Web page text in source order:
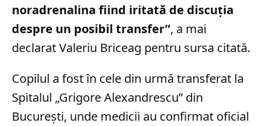
noradrenalina fiind iritată de discuţia
despre un posibil transfer”, a mai
declarat Valeriu Briceag pentru sursa citată.
Copilul a fost în cele din urmă transferat la
Spitalul „Grigore Alexandrescu” din
București, unde medicii au confirmat oficial